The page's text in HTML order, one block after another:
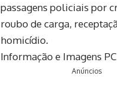
passagens policiais por
roubo de carga,
homicídio.
Informação e Imagens
Anúncios